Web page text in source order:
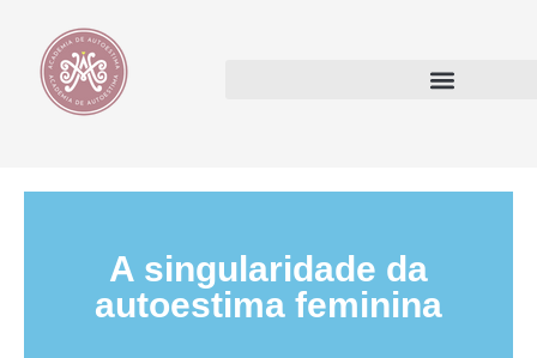
A singularidade da
autoestima feminina